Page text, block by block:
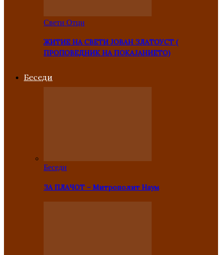
Свети Отци
ЖИТИЕ НА СВЕТИ ЈОВАН ЗЛАТОУСТ (
ПРОПОВЕДНИК НА ПОКАЈАНИЕТО)
Беседи
Беседи
ЗА ПЛАЧОТ – Митрополит Наум